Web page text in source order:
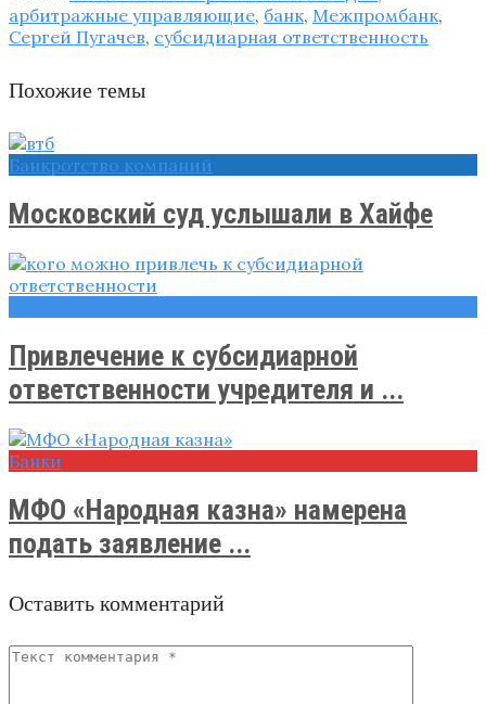
арбитражные управляющие, банк, Межпромбанк,
Сергей Пугачев, субсидиарная ответственность
Похожие темы
Банкротство компаний
Московский суд услышали в Хайфе
Привлечение к субсидиарной
ответственности учредителя и ...
Банки
МФО «Народная казна» намерена
подать заявление ...
Оставить комментарий